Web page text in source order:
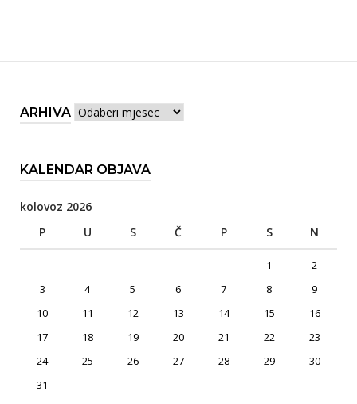
ARHIVA Arhiva
KALENDAR OBJAVA
kolovoz 2026
P
U S Č P S N
1
2
3
4 5 6 7 8
9
10
11 12 13 14 15
16
17
18 19 20 21 22
23
24
25 26 27 28 29
30
31